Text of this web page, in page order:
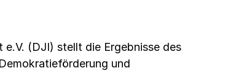
(DJI) stellt die Ergebnisse des
und